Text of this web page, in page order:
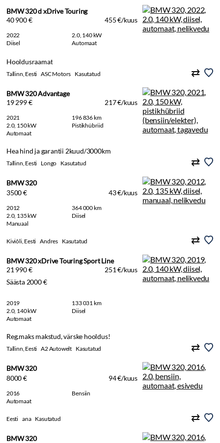
BMW 320 d xDrive Touring
40 900 €
455 €/kuus
2022
2.0, 140 kW
Diisel
Automaat
Hooldusraamat
Tallinn, Eesti ASC Motors Kasutatud
BMW 320 Advantage
19 299 €
217 €/kuus
2021
196 836 km
2.0, 150 kW
Pistikhübriid
Automaat
Hea hind ja garantii 2kuud/3000km
Tallinn, Eesti Longo Kasutatud
BMW 320
3500 €
43 €/kuus
2012
364 000 km
2.0, 135 kW
Diisel
Manuaal
Kiviõli, Eesti Andres Kasutatud
BMW 320 xDrive Touring Sport Line
21 990 €
251 €/kuus
Säästa 2000 €
2019
133 031 km
2.0, 140 kW
Diisel
Automaat
Reg.maks makstud, värske hooldus!
Tallinn, Eesti A2 Autowelt Kasutatud
BMW 320
8000 €
94 €/kuus
2016
Bensiin
Automaat
Eesti ana Kasutatud
BMW 320